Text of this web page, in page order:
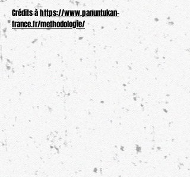
Crédits àhttps://www.panuntukan-
france.fr/methodologie/